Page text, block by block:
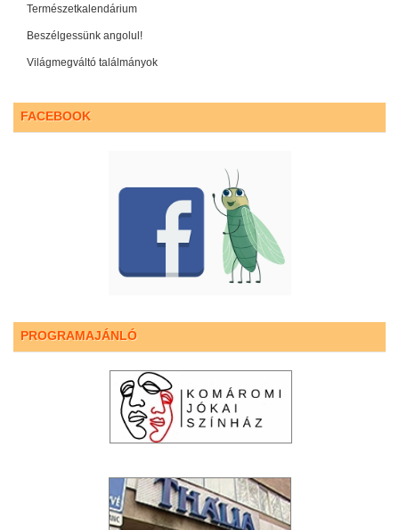
Természetkalendárium
Beszélgessünk angolul!
Világmegváltó találmányok
FACEBOOK
PROGRAMAJÁNLÓ